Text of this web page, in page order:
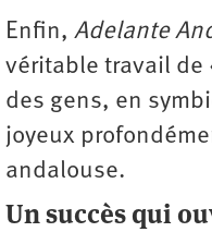
Enfin, Adelante
véritable travail de
des gens, en
joyeux
andalouse.
Un succès qui